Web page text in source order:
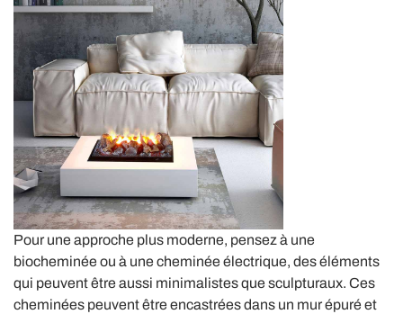
Pour une approche plus moderne, pensez à une
biocheminée ou à une cheminée électrique, des éléments
qui peuvent être aussi minimalistes que sculpturaux. Ces
cheminées peuvent être encastrées dans un mur épuré et